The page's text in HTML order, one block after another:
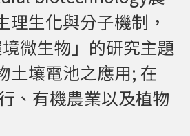
生化與分子機制，
微生物」的研究主題
土壤電池之應用; 在
、有機農業以及植物